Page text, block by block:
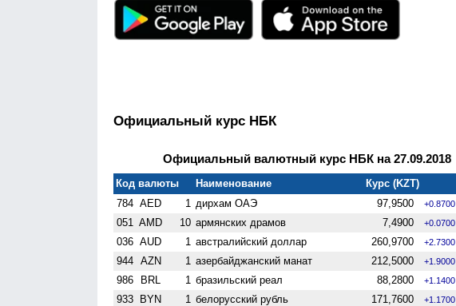
Официальный курс НБК
Официальный валютный курс НБК на 27.09.2018
Код валюты Наименование
Курс (KZT)
784 AED 1 дирхам ОАЭ 97,9500 +0.8700
051 AMD 10 армянских драмов 7,4900 +0.0700
036 AUD 1 австралийский доллар 260,9700 +2.7300
944 AZN 1 азербайджанский манат 212,5000 +1.9000
986 BRL 1 бразильский реал 88,2800 +1.1400
933 BYN 1 белорусский рубль 171,7600 +1.1700